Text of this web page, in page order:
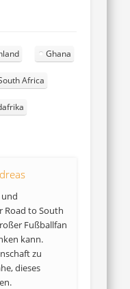
Ghana
Africa
Road to South
Fußballfan
kann.
zu
dieses